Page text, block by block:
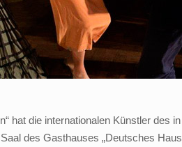
hat die internationalen Künstler des
des Gasthauses „Deutsches